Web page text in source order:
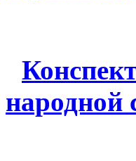
народной